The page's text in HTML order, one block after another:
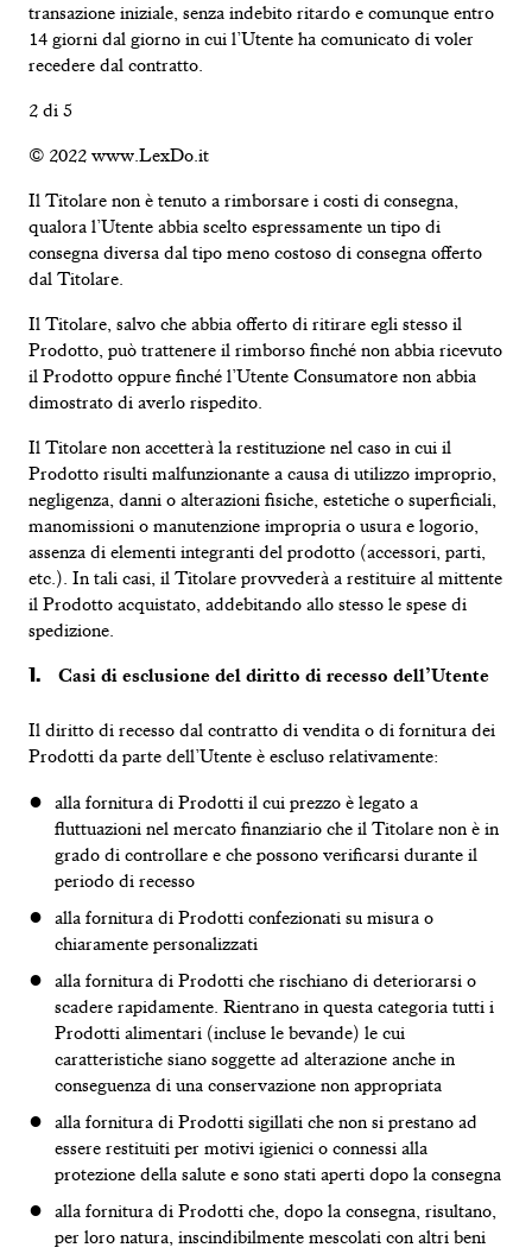
PORTA GIOIE
CINTURINI
transazione iniziale, senza indebito ritardo e comunque entro
14 giorni dal giorno in cui l’Utente ha comunicato di voler
recedere dal contratto.
2 di 5
© 2022 www.LexDo.it
Il Titolare non è tenuto a rimborsare i costi di consegna,
qualora l’Utente abbia scelto espressamente un tipo di
consegna diversa dal tipo meno costoso di consegna offerto
dal Titolare.
Il Titolare, salvo che abbia offerto di ritirare egli stesso il
Prodotto, può trattenere il rimborso finché non abbia ricevuto
il Prodotto oppure finché l’Utente Consumatore non abbia
dimostrato di averlo rispedito.
Il Titolare non accetterà la restituzione nel caso in cui il
Prodotto risulti malfunzionante a causa di utilizzo improprio,
negligenza, danni o alterazioni fisiche, estetiche o superficiali,
manomissioni o manutenzione impropria o usura e logorio,
assenza di elementi integranti del prodotto (accessori, parti,
etc.). In tali casi, il Titolare provvederà a restituire al mittente
il Prodotto acquistato, addebitando allo stesso le spese di
spedizione.
Casi di esclusione del diritto di recesso dell’Utente
Il diritto di recesso dal contratto di vendita o di fornitura dei
Prodotti da parte dell’Utente è escluso relativamente:
alla fornitura di Prodotti il cui prezzo è legato a
fluttuazioni nel mercato finanziario che il Titolare non è in
grado di controllare e che possono verificarsi durante il
periodo di recesso
alla fornitura di Prodotti confezionati su misura o
chiaramente personalizzati
alla fornitura di Prodotti che rischiano di deteriorarsi o
scadere rapidamente. Rientrano in questa categoria tutti i
Prodotti alimentari (incluse le bevande) le cui
caratteristiche siano soggette ad alterazione anche in
conseguenza di una conservazione non appropriata
alla fornitura di Prodotti sigillati che non si prestano ad
essere restituiti per motivi igienici o connessi alla
protezione della salute e sono stati aperti dopo la consegna
alla fornitura di Prodotti che, dopo la consegna, risultano,
per loro natura, inscindibilmente mescolati con altri beni